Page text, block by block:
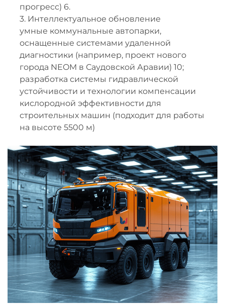
прогресс) 6.
3. Интеллектуальное обновление
умные коммунальные автопарки,
оснащенные системами удаленной
диагностики (например, проект нового
города NEOM в Саудовской Аравии) 10;
разработка системы гидравлической
устойчивости и технологии компенсации
кислородной эффективности для
строительных машин (подходит для работы
на высоте 5500 м)